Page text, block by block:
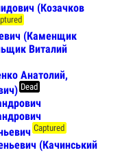
(Козачков
(Каменщик
Виталий
Анатолий,
Dead
Captured
(Качинський